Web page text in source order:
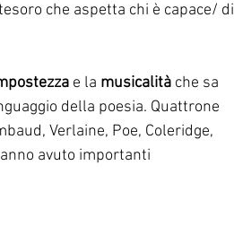
che aspetta chi è capace/ di
e la musicalità che sa
della poesia. Quattrone
Verlaine, Poe, Coleridge,
avuto importanti